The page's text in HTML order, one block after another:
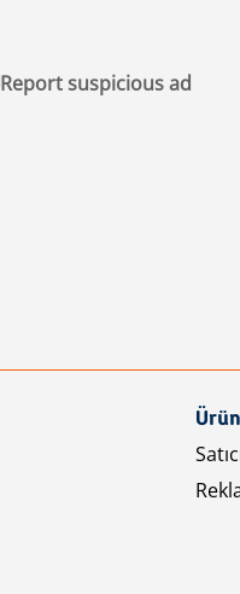
Report suspicious ad